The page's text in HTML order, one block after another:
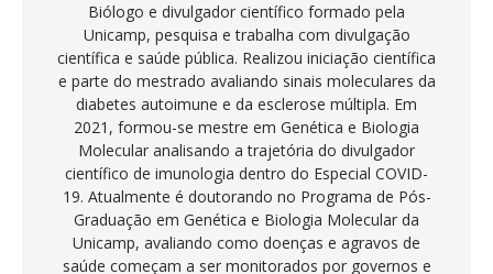
Biólogo e divulgador científico formado pela
Unicamp, pesquisa e trabalha com divulgação
científica e saúde pública. Realizou iniciação científica
e parte do mestrado avaliando sinais moleculares da
diabetes autoimune e da esclerose múltipla. Em
2021, formou-se mestre em Genética e Biologia
Molecular analisando a trajetória do divulgador
científico de imunologia dentro do Especial COVID-
19. Atualmente é doutorando no Programa de Pós-
Graduação em Genética e Biologia Molecular da
Unicamp, avaliando como doenças e agravos de
saúde começam a ser monitorados por governos e